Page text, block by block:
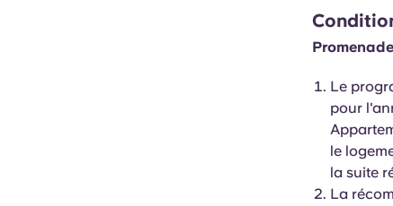
Yugo x VCARB : À l'avant-
nouvelle ère pour le
English (US)
Le
pour
le
la suite
La